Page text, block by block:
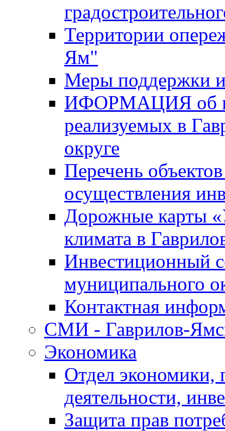
Территории
Ям"
Меры поддержки
ИФОРМАЦИЯ об
реализуемых в
округе
Перечень
осуществления
Дорожные карты
климата в
Инвестиционный
муниципального
Контактная
СМИ - Гаврилов-
Экономика
Отдел экономики,
деятельности,
Защита прав